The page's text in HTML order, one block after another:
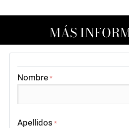
MÁS
Nombre *
Apellidos *